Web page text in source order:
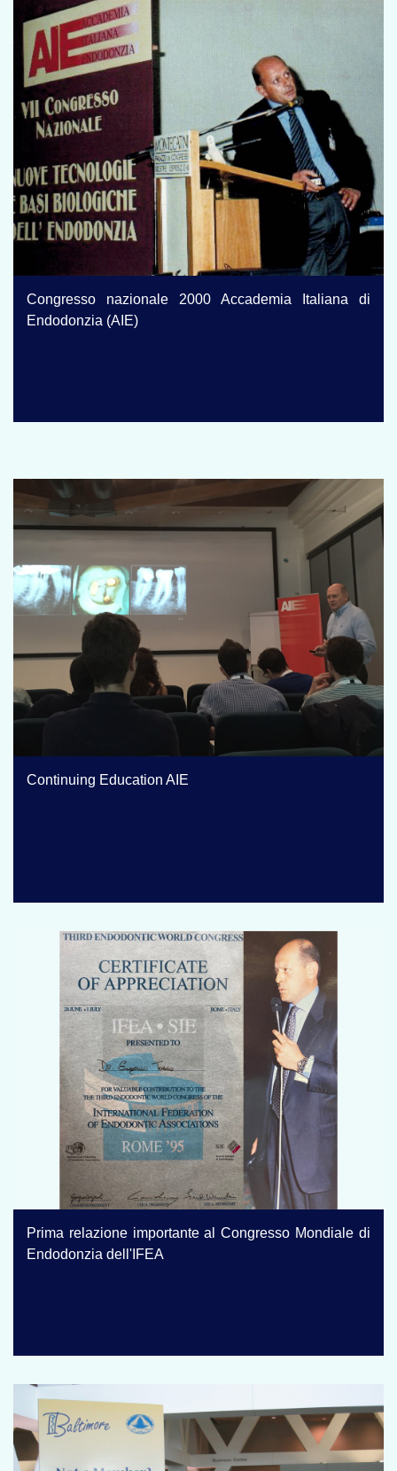
Congresso nazionale 2000 Accademia Italiana di
Endodonzia (AIE)
Continuing Education AIE
Prima relazione importante al Congresso Mondiale di
Endodonzia dell'IFEA